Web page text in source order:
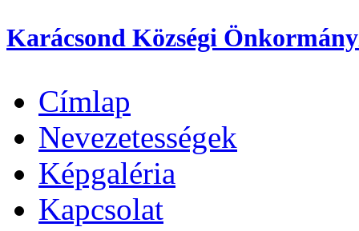
Karácsond Községi
Címlap
Nevezetességek
Képgaléria
Kapcsolat